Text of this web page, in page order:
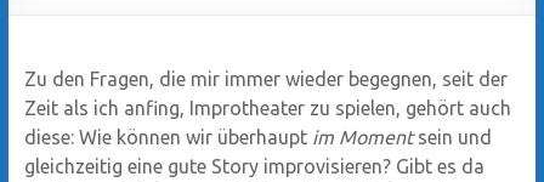
Zu den Fragen, die mir immer wieder begegnen, seit der
Zeit als ich anfing, Improtheater zu spielen, gehört auch
diese: Wie können wir überhaupt im Momentsein und
gleichzeitig eine gute Story improvisieren? Gibt es da